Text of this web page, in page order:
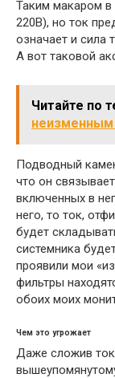
Таким макаром в
220В), но ток
означает и сила
А вот таковой
Читайте по
Подводный
что он
включенных в
него, то ток,
будет
системника
проявили мои
фильтры
обоих моих
Чем это угрожает
Даже сложив ток